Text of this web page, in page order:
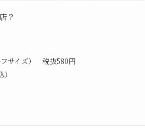
？
サイズ） 税抜580円